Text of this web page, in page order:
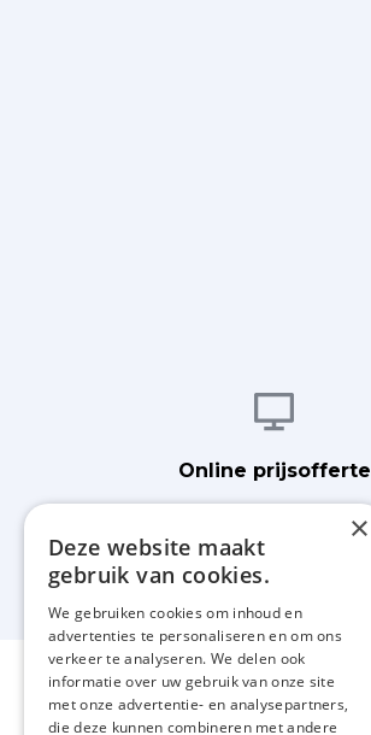
Online prijsofferte
×
Deze website maakt
gebruik van cookies.
We gebruiken cookies om inhoud en
advertenties te personaliseren en om ons
verkeer te analyseren. We delen ook
informatie over uw gebruik van onze site
met onze advertentie- en analysepartners,
die deze kunnen combineren met andere